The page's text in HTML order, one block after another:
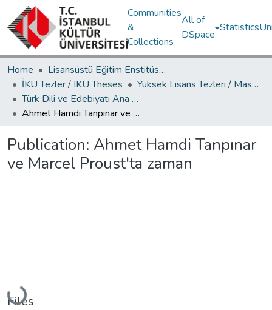
Communities
&
Collections
All of
DSpace
Statistics
Home
Lisansüstü Eğitim Enstitüsü / Postgraduate Education Institute
İKÜ Tezler / IKU Theses
Yüksek Lisans Tezleri / Master's Theses
Türk Dili ve Edebiyatı Ana Bilim Dalı / Department of Turkish Language and Literature
Ahmet Hamdi Tanpınar ve Marcel Proust'ta zaman
Publication: Ahmet Hamdi Tanpınar
ve Marcel Proust'ta zaman
Loading...
Files